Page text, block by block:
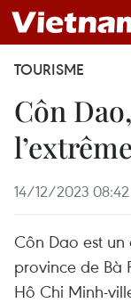
TOURISME
Côn
14/12/2023 08:42
Côn Dao est un
province de Bà
Hô Chi Minh-